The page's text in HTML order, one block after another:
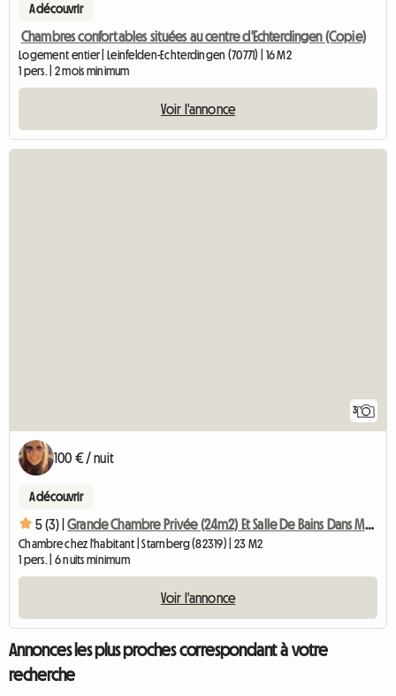
A découvrir
Chambres confortables situées au centre d'Echterdingen (Copie)
Logement entier | Leinfelden-Echterdingen (70771) | 16 M2
1 pers. | 2 mois minimum
Voir l'annonce
3
100 € / nuit
A découvrir
5 (3) | Grande Chambre Privée (24m2) Et Salle De Bains Dans Maison Familiale
Chambre chez l'habitant | Starnberg (82319) | 23 M2
1 pers. | 6 nuits minimum
Voir l'annonce
Annonces les plus proches correspondant à votre
recherche